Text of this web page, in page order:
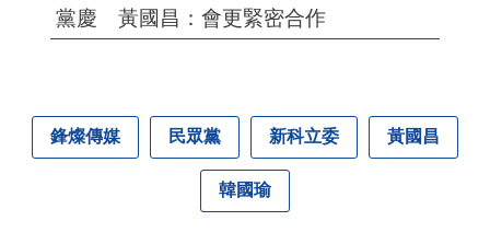
黨慶 黃國昌：會更緊密合作
鋒燦傳媒 民眾黨 新科立委 黃國昌
韓國瑜